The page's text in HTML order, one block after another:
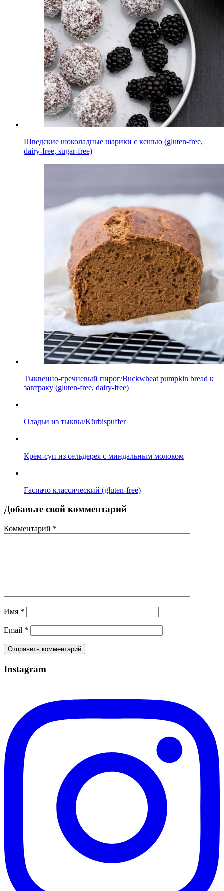
Шведские шоколадные шарики с кешью (gluten-free,
dairy-free, sugar-free)
Тыквенно-гречневый пирог/Buckwheat pumpkin bread к
завтраку (gluten-free, dairy-free)
Оладьи из тыквы/Kürbispuffer
Крем-суп из сельдерея с миндальным молоком
Гаспачо классический (gluten-free)
Добавьте свой комментарий
Комментарий *
Имя *
Email *
Instagram